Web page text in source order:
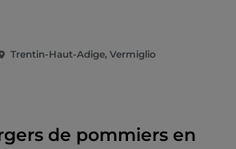
Trentin-Haut-Adige, Vermiglio
de pommiers en